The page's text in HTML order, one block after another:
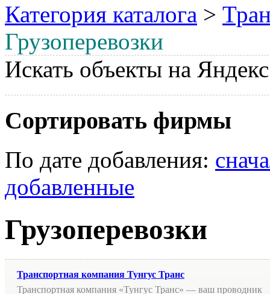
Категория каталога >
Грузоперевозки
Искать объекты на
Сортировать фирмы
По дате добавления:
добавленные
Грузоперевозки
Транспортная компания Тунгус Транс
Транспортная компания «Тунгус Транс» — ваш проводник